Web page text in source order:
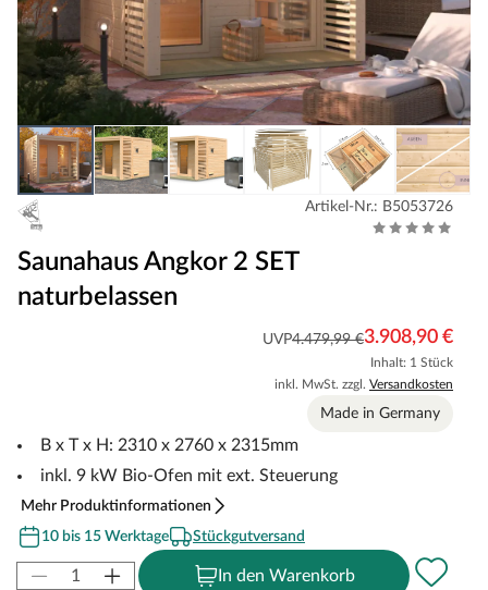
Artikel-Nr.: B5053726
Saunahaus Angkor 2 SET
naturbelassen
UVP4.479,99 €3.908,90 €
Inhalt: 1 Stück
inkl. MwSt. zzgl. Versandkosten
Made in Germany
B x T x H: 2310 x 2760 x 2315mm
inkl. 9 kW Bio-Ofen mit ext. Steuerung
Mehr Produktinformationen
10 bis 15 Werktage
Stückgutversand
In den Warenkorb